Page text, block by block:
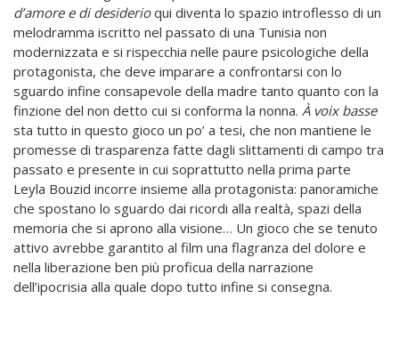
d’amore e di desiderioqui diventa lo spazio introflesso di un
melodramma iscritto nel passato di una Tunisia non
modernizzata e si rispecchia nelle paure psicologiche della
protagonista, che deve imparare a confrontarsi con lo
sguardo infine consapevole della madre tanto quanto con la
finzione del non detto cui si conforma la nonna. À voix basse
sta tutto in questo gioco un po’ a tesi, che non mantiene le
promesse di trasparenza fatte dagli slittamenti di campo tra
passato e presente in cui soprattutto nella prima parte
Leyla Bouzid incorre insieme alla protagonista: panoramiche
che spostano lo sguardo dai ricordi alla realtà, spazi della
memoria che si aprono alla visione… Un gioco che se tenuto
attivo avrebbe garantito al film una flagranza del dolore e
nella liberazione ben più proficua della narrazione
dell’ipocrisia alla quale dopo tutto infine si consegna.